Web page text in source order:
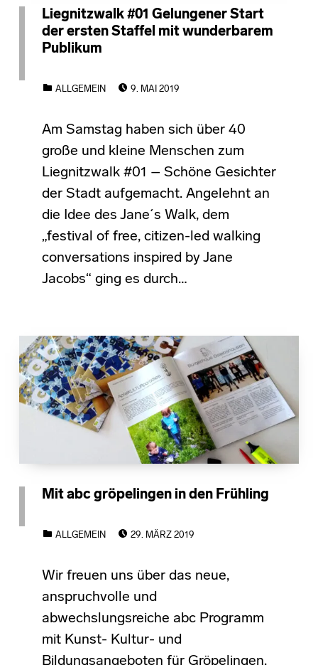
Liegnitzwalk #01 Gelungener Start
der ersten Staffel mit wunderbarem
Publikum
ALLGEMEIN
9. MAI 2019
Am Samstag haben sich über 40
große und kleine Menschen zum
Liegnitzwalk #01 – Schöne Gesichter
der Stadt aufgemacht. Angelehnt an
die Idee des Jane´s Walk, dem
„festival of free, citizen-led walking
conversations inspired by Jane
Jacobs“ ging es durch…
Mit abc gröpelingen in den Frühling
ALLGEMEIN
29. MÄRZ 2019
Wir freuen uns über das neue,
anspruchvolle und
abwechslungsreiche abc Programm
mit Kunst- Kultur- und
Bildungsangeboten für Gröpelingen.